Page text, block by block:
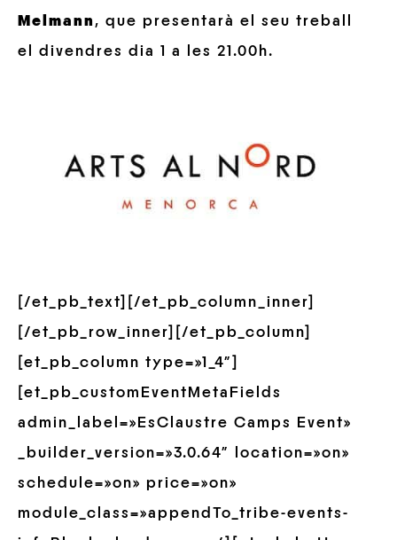
Melmann , que presentarà el seu treball
el divendres dia 1 a les 21.00h.
[/et_pb_text][/et_pb_column_inner]
[/et_pb_row_inner][/et_pb_column]
[et_pb_column type=»1_4″]
[et_pb_customEventMetaFields
admin_label=»EsClaustre Camps Event»
_builder_version=»3.0.64″ location=»on»
schedule=»on» price=»on»
module_class=»appendTo_tribe-events-